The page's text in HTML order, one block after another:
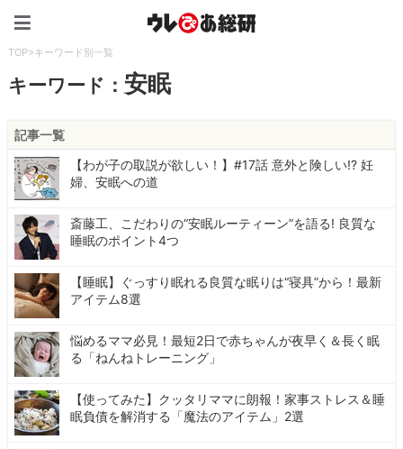
TOP>キーワード別一覧
キーワード： 安眠
記事一覧
【わが子の取説が欲しい！】#17話 意外と険しい!? 妊
婦、安眠への道
斎藤工、こだわりの“安眠ルーティーン”を語る! 良質な
睡眠のポイント4つ
【睡眠】ぐっすり眠れる良質な眠りは“寝具”から！最新
アイテム8選
悩めるママ必見！最短2日で赤ちゃんが夜早く＆長く眠
る「ねんねトレーニング」
【使ってみた】クッタリママに朗報！家事ストレス＆睡
眠負債を解消する「魔法のアイテム」2選